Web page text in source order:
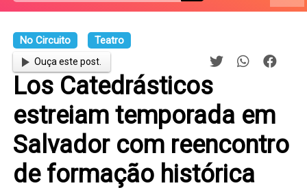
No Circuito Teatro
Ouça este post.
Los Catedrásticos
estreiam temporada em
Salvador com reencontro
de formação histórica